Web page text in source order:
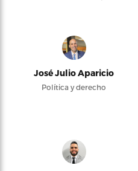
José Julio Aparicio
Política y derecho